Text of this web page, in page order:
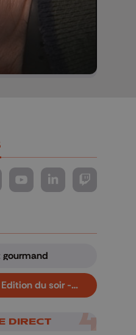
sur Instagram
nous sur TikTok
Suivez-nous sur YouTube
Suivez-nous sur
Suivez-
gourmand
Edition du soir -
DIRECT